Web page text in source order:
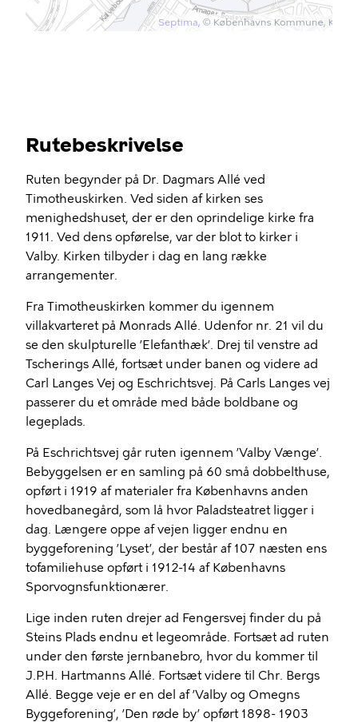
Rutebeskrivelse
Ruten begynder på Dr. Dagmars Allé ved
Timotheuskirken. Ved siden af kirken ses
menighedshuset, der er den oprindelige kirke fra
1911. Ved dens opførelse, var der blot to kirker i
Valby. Kirken tilbyder i dag en lang række
arrangementer.
Fra Timotheuskirken kommer du igennem
villakvarteret på Monrads Allé. Udenfor nr. 21 vil du
se den skulpturelle ’Elefanthæk’. Drej til venstre ad
Tscherings Allé, fortsæt under banen og videre ad
Carl Langes Vej og Eschrichtsvej. På Carls Langes vej
passerer du et område med både boldbane og
legeplads.
På Eschrichtsvej går ruten igennem ’Valby Vænge’.
Bebyggelsen er en samling på 60 små dobbelthuse,
opført i 1919 af materialer fra Københavns anden
hovedbanegård, som lå hvor Paladsteatret ligger i
dag. Længere oppe af vejen ligger endnu en
byggeforening ’Lyset’, der består af 107 næsten ens
tofamiliehuse opført i 1912-14 af Københavns
Sporvognsfunktionærer.
Lige inden ruten drejer ad Fengersvej finder du på
Steins Plads endnu et legeområde. Fortsæt ad ruten
under den første jernbanebro, hvor du kommer til
J.P.H. Hartmanns Allé. Fortsæt videre til Chr. Bergs
Allé. Begge veje er en del af ’Valby og Omegns
Byggeforening’, ’Den røde by’ opført 1898- 1903